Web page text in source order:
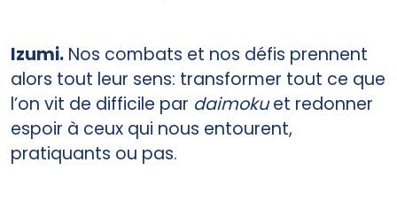
Izumi. Nos combats et nos défis prennent
alors tout leur sens: transformer tout ce que
l’on vit de difficile par daimokuet redonner
espoir à ceux qui nous entourent,
pratiquants ou pas.